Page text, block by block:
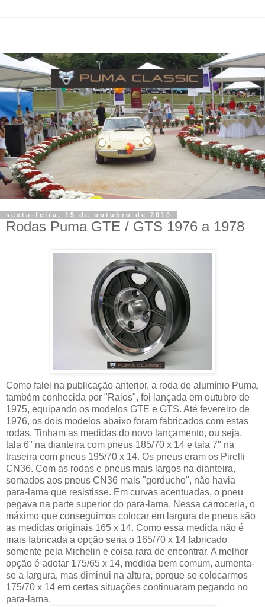
sexta-feira, 15 de outubro de 2010
Rodas Puma GTE / GTS 1976 a 1978
Como falei na publicação anterior, a roda de alumínio Puma,
também conhecida por "Raios", foi lançada em outubro de
1975, equipando os modelos GTE e GTS. Até fevereiro de
1976, os dois modelos abaixo foram fabricados com estas
rodas. Tinham as medidas do novo lançamento, ou seja,
tala 6" na dianteira com pneus 185/70 x 14 e tala 7" na
traseira com pneus 195/70 x 14. Os pneus eram os Pirelli
CN36. Com as rodas e pneus mais largos na dianteira,
somados aos pneus CN36 mais "gorducho", não havia
para-lama que resistisse. Em curvas acentuadas, o pneu
pegava na parte superior do para-lama. Nessa carroceria, o
máximo que conseguimos colocar em largura de pneus são
as medidas originais 165 x 14. Como essa medida não é
mais fabricada a opção seria o 165/70 x 14 fabricado
somente pela Michelin e coisa rara de encontrar. A melhor
opção é adotar 175/65 x 14, medida bem comum, aumenta-
se a largura, mas diminui na altura, porque se colocarmos
175/70 x 14 em certas situações continuaram pegando no
para-lama.